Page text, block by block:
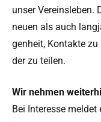
unser Vere­insleben.
neuen als auch
gen­heit, Kon­tak­te
der zu teilen.
Wir nehmen
Bei Inter­esse